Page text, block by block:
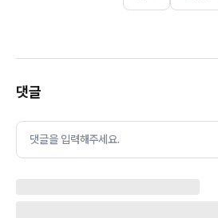
댓글
댓글을 입력해주세요.